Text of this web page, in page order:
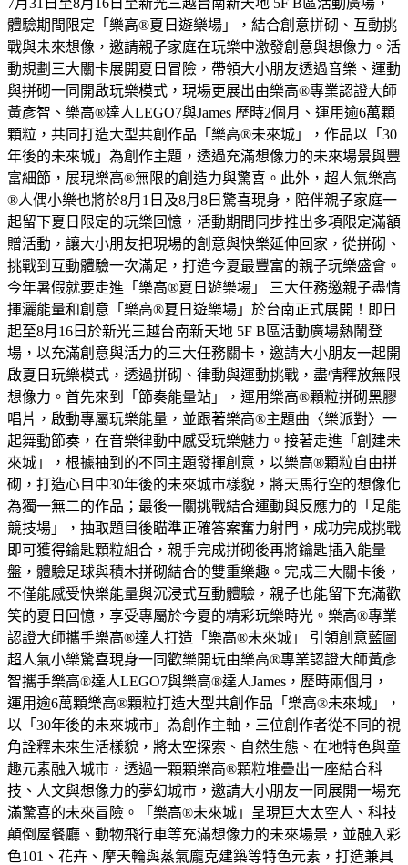
體驗期間限定「樂高®夏日遊樂場」，結合創意拼砌、互動挑
戰與未來想像，邀請親子家庭在玩樂中激發創意與想像力。活
動規劃三大關卡展開夏日冒險，帶領大小朋友透過音樂、運動
與拼砌一同開啟玩樂模式，現場更展出由樂高®專業認證大師
黃彥智、樂高®達人LEGO7與James 歷時2個月、運用逾6萬顆
顆粒，共同打造大型共創作品「樂高®未來城」，作品以「30
年後的未來城」為創作主題，透過充滿想像力的未來場景與豐
富細節，展現樂高®無限的創造力與驚喜。此外，超人氣樂高
®人偶小樂也將於8月1日及8月8日驚喜現身，陪伴親子家庭一
起留下夏日限定的玩樂回憶，活動期間同步推出多項限定滿額
贈活動，讓大小朋友把現場的創意與快樂延伸回家，從拼砌、
挑戰到互動體驗一次滿足，打造今夏最豐富的親子玩樂盛會。
今年暑假就要走進「樂高®夏日遊樂場」 三大任務邀親子盡情
揮灑能量和創意「樂高®夏日遊樂場」於台南正式展開！即日
起至8月16日於新光三越台南新天地 5F B區活動廣場熱鬧登
場，以充滿創意與活力的三大任務關卡，邀請大小朋友一起開
啟夏日玩樂模式，透過拼砌、律動與運動挑戰，盡情釋放無限
想像力。首先來到「節奏能量站」，運用樂高®顆粒拼砌黑膠
唱片，啟動專屬玩樂能量，並跟著樂高®主題曲〈樂派對〉一
起舞動節奏，在音樂律動中感受玩樂魅力。接著走進「創建未
來城」，根據抽到的不同主題發揮創意，以樂高®顆粒自由拼
砌，打造心目中30年後的未來城市樣貌，將天馬行空的想像化
為獨一無二的作品；最後一關挑戰結合運動與反應力的「足能
競技場」，抽取題目後瞄準正確答案奮力射門，成功完成挑戰
即可獲得鑰匙顆粒組合，親手完成拼砌後再將鑰匙插入能量
盤，體驗足球與積木拼砌結合的雙重樂趣。完成三大關卡後，
不僅能感受快樂能量與沉浸式互動體驗，親子也能留下充滿歡
笑的夏日回憶，享受專屬於今夏的精彩玩樂時光。樂高®專業
認證大師攜手樂高®達人打造「樂高®未來城」 引領創意藍圖
超人氣小樂驚喜現身一同歡樂開玩由樂高®專業認證大師黃彥
智攜手樂高®達人LEGO7與樂高®達人James，歷時兩個月，
運用逾6萬顆樂高®顆粒打造大型共創作品「樂高®未來城」，
以「30年後的未來城市」為創作主軸，三位創作者從不同的視
角詮釋未來生活樣貌，將太空探索、自然生態、在地特色與童
趣元素融入城市，透過一顆顆樂高®顆粒堆疊出一座結合科
技、人文與想像力的夢幻城市，邀請大小朋友一同展開一場充
滿驚喜的未來冒險。「樂高®未來城」呈現巨大太空人、科技
顛倒屋餐廳、動物飛行車等充滿想像力的未來場景，並融入彩
色101、花卉、摩天輪與蒸氣龐克建築等特色元素，打造兼具